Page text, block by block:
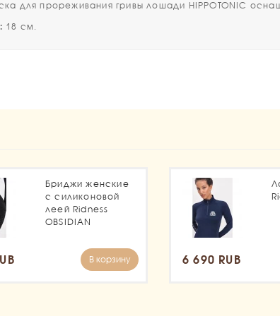
для прореживания гривы лошади HIPPOTONIC
18 см.
Бриджи женские
с силиконовой
леей Ridness
OBSIDIAN
В корзину 6 690 RUB